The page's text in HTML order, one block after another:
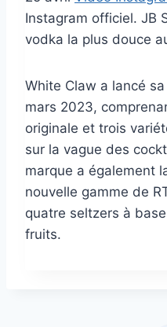
Instagram officiel. JB
vodka la plus douce
White Claw a lancé
mars 2023,
originale et trois
sur la vague des
marque a également
nouvelle gamme de
quatre seltzers à
fruits.